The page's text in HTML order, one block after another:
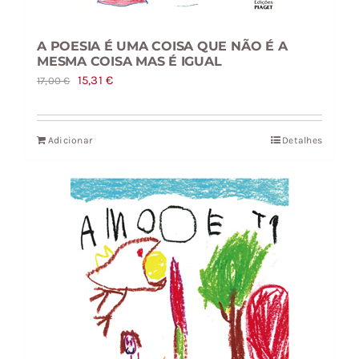
A POESIA É UMA COISA QUE NÃO É A
MESMA COISA MAS É IGUAL
17,00€
O
original
era:
15,31€O
atual
Adicionar Detalhes